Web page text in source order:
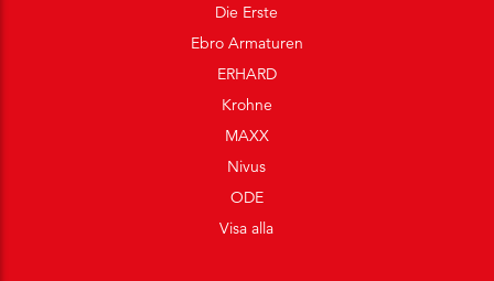
Die Erste
Ebro Armaturen
ERHARD
Krohne
MAXX
Nivus
ODE
Visa alla